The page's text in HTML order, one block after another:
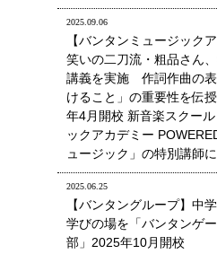
2025.09.06
【バンタンミュージック
笑いの二刀流・粗品さん
講義を実施 作詞作曲の
けること」の重要性を伝
年4月開校 新音楽スクー
ックアカデミー
ュージック」の特別講師
2025.06.25
【バンタングループ】中
学びの場を「バンタンゲ
部」2025年10月開校